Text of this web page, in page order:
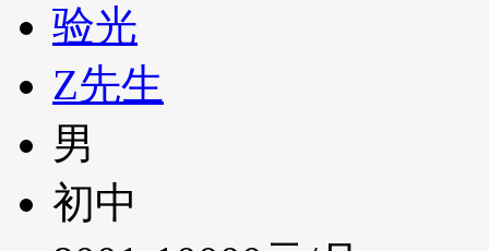
验光
Z先生
男
初中